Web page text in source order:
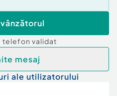
telefon validat
mesaj
ale utilizatorului